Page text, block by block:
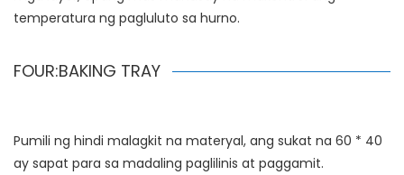
temperatura ng pagluluto sa hurno.
FOUR:BAKING TRAY
Pumili ng hindi malagkit na materyal, ang sukat na 60 * 40
ay sapat para sa madaling paglilinis at paggamit.